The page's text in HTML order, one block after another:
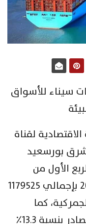
سيناء للأسواق
لقناة
بورسعيد
الأول من
العام المالي الجاري ٢٠٢١/٢٠٢٢ بإجمالي ١١٧٩٥٢٥
كما
ارتفعت حركة تداول الحاويات الصادر بنسبة ١٣.٣٪